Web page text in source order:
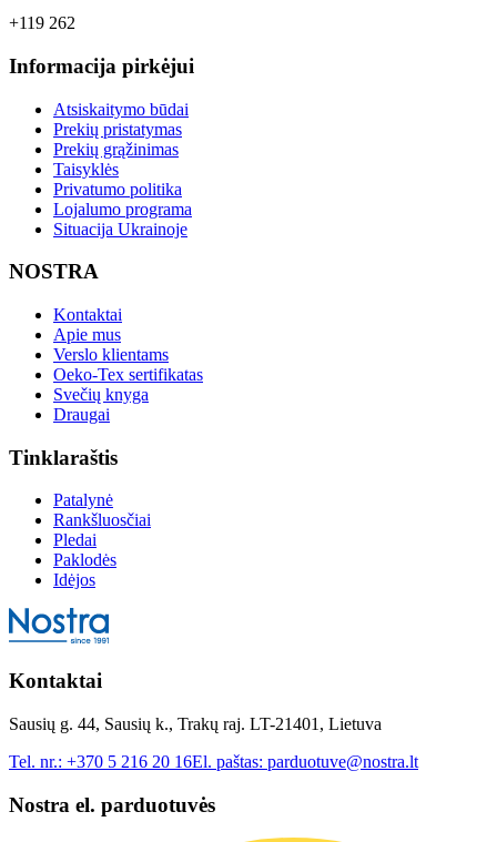
+119 262
Informacija pirkėjui
Atsiskaitymo būdai
Prekių pristatymas
Prekių grąžinimas
Taisyklės
Privatumo politika
Lojalumo programa
Situacija Ukrainoje
NOSTRA
Kontaktai
Apie mus
Verslo klientams
Oeko-Tex sertifikatas
Svečių knyga
Draugai
Tinklaraštis
Patalynė
Rankšluosčiai
Pledai
Paklodės
Idėjos
Kontaktai
Sausių g. 44, Sausių k., Trakų raj. LT-21401, Lietuva
Tel. nr.: +370 5 216 20 16El. paštas: parduotuve@nostra.lt
Nostra el. parduotuvės